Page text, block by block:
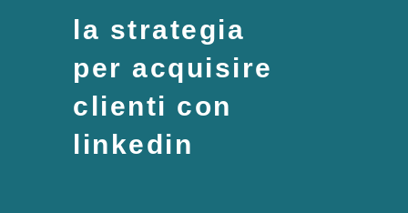
la strategia
per acquisire
clienti con
linkedin